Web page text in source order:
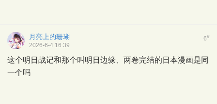
6#
月亮上的珊瑚
2026-6-4 16:39
这个明日战记和那个叫明日边缘、两卷完结的日本漫画是同
一个吗